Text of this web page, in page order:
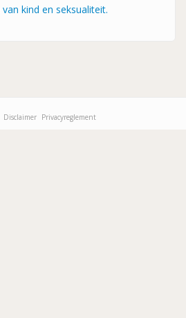
kind en seksualiteit.
Disclaimer Privacyreglement